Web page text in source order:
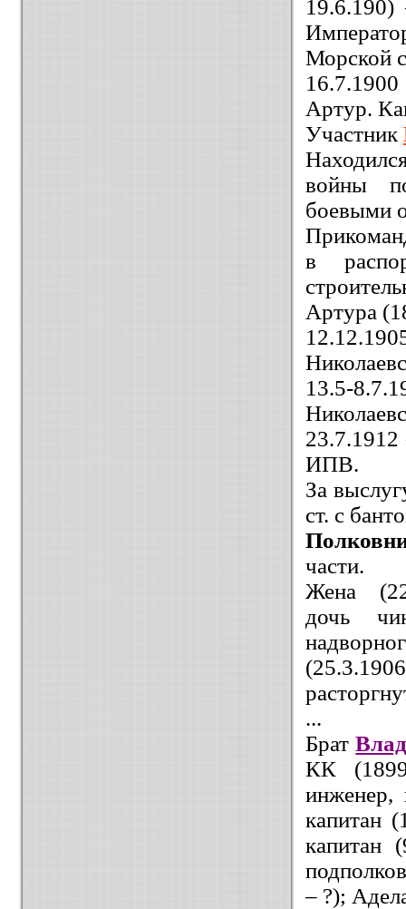
Морской
Артур.
Участник
войны
боевыми
в
Артура
13.5-
23.7.1912
ИПВ.
За
ст. с
части.
Жена
дочь
...
Брат
КК
инженер,
капитан
капитан
– ?);